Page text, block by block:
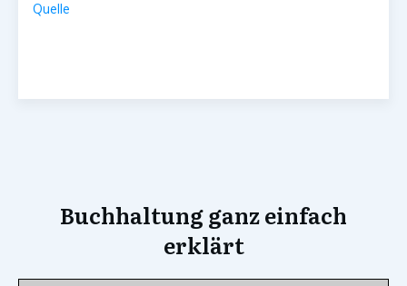
Quelle
Buchhaltung ganz einfach
erklärt